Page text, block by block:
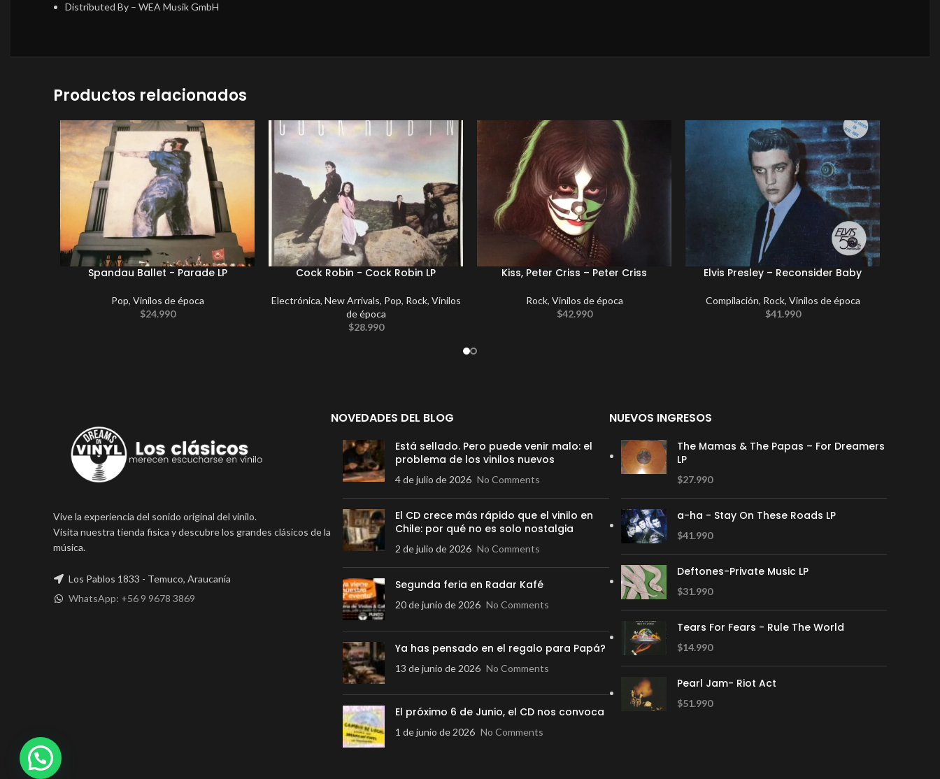
Distributed By – WEA Musik GmbH
Productos relacionados
Spandau Ballet ‎- Parade LP
Pop, Vinilos de época
$24.990
Cock Robin ‎- Cock Robin LP
Electrónica, New Arrivals, Pop, Rock, Vinilos
de época
$28.990
Kiss, Peter Criss – Peter Criss
Rock, Vinilos de época
$42.990
Elvis Presley – Reconsider Baby
Compilación, Rock, Vinilos de época
$41.990
Vive la experiencia del sonido original del vinilo.
Visita nuestra tienda fisica y descubre los grandes clásicos de la
música.
Los Pablos 1833 - Temuco, Araucanía
WhatsApp: +56 9 9678 3869
NOVEDADES DEL BLOG
Está sellado. Pero puede venir malo: el
problema de los vinilos nuevos
4 de julio de 2026 No Comments
El CD crece más rápido que el vinilo en
Chile: por qué no es solo nostalgia
2 de julio de 2026 No Comments
Segunda feria en Radar Kafé
20 de junio de 2026 No Comments
Ya has pensado en el regalo para Papá?
13 de junio de 2026 No Comments
El próximo 6 de Junio, el CD nos convoca
1 de junio de 2026 No Comments
NUEVOS INGRESOS
The Mamas & The Papas – For Dreamers
LP
$27.990
a-ha - Stay On These Roads LP
$41.990
Deftones-Private Music LP
$31.990
Tears For Fears - Rule The World
$14.990
Pearl Jam- Riot Act
$51.990